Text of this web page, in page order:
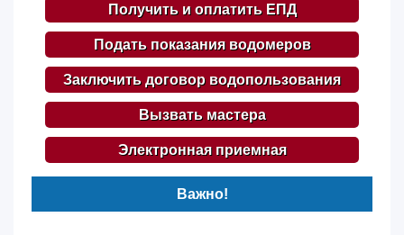
Получить и оплатить ЕПД
Подать показания водомеров
Заключить договор водопользования
Вызвать мастера
Электронная приемная
Важно!